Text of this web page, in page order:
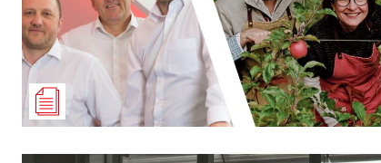
Publireportage
Relations
Société
Tour du monde
Trait d'Ixène
Vécu Vie